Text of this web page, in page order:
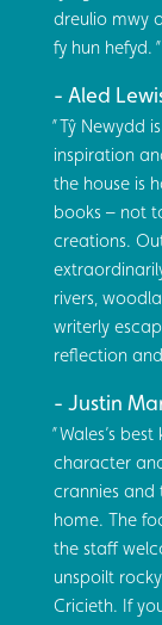
dreulio mwy
fy hun hefyd.
Aled
Tŷ Newydd
inspiration
the house is
books – not
creations.
rivers,
writerly
reflection
Justin
Wales’s
character
crannies and
home. The
the staff
unspoilt
Cricieth. If